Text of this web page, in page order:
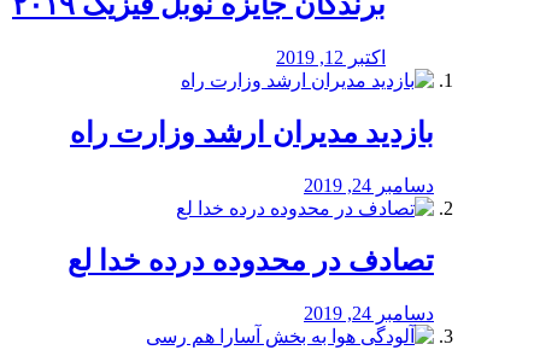
اکتبر 12, 2019
بازدید مدیران ارشد وزارت راه
دسامبر 24, 2019
تصادف در محدوده درده خدا لع
دسامبر 24, 2019